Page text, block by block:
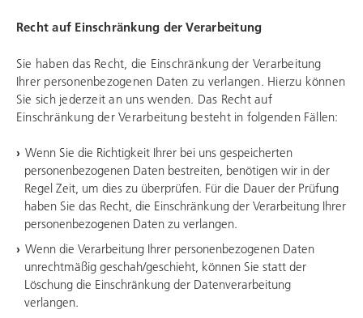
Recht auf Einschränkung der Verarbeitung
Sie haben das Recht, die Einschränkung der Verarbeitung
Ihrer personenbezogenen Daten zu verlangen. Hierzu können
Sie sich jederzeit an uns wenden. Das Recht auf
Einschränkung der Verarbeitung besteht in folgenden Fällen:
Wenn Sie die Richtigkeit Ihrer bei uns gespeicherten
personenbezogenen Daten bestreiten, benötigen wir in der
Regel Zeit, um dies zu überprüfen. Für die Dauer der Prüfung
haben Sie das Recht, die Einschränkung der Verarbeitung Ihrer
personenbezogenen Daten zu verlangen.
Wenn die Verarbeitung Ihrer personenbezogenen Daten
unrechtmäßig geschah/geschieht, können Sie statt der
Löschung die Einschränkung der Datenverarbeitung
verlangen.